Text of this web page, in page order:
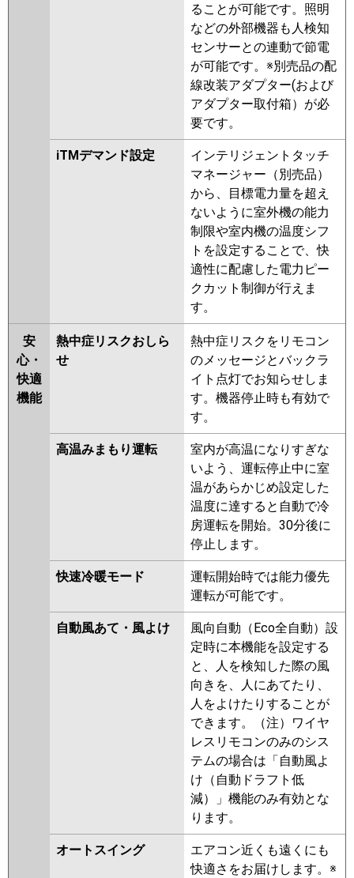
ることが可能です。照明
などの外部機器も人検知
センサーとの連動で節電
が可能です。※別売品の配
線改装アダプター(および
アダプター取付箱）が必
要です。
iTMデマンド設定
インテリジェントタッチ
マネージャー（別売品）
から、目標電力量を超え
ないように室外機の能力
制限や室内機の温度シフ
トを設定することで、快
適性に配慮した電力ピー
クカット制御が行えま
す。
安
心・
快適
機能
熱中症リスクおしら
せ
熱中症リスクをリモコン
のメッセージとバックラ
イト点灯でお知らせしま
す。機器停止時も有効で
す。
高温みまもり運転
室内が高温になりすぎな
いよう、運転停止中に室
温があらかじめ設定した
温度に達すると自動で冷
房運転を開始。30分後に
停止します。
快速冷暖モード
運転開始時では能力優先
運転が可能です。
自動風あて・風よけ
風向自動（Eco全自動）設
定時に本機能を設定する
と、人を検知した際の風
向きを、人にあてたり、
人をよけたりすることが
できます。（注）ワイヤ
レスリモコンのみのシス
テムの場合は「自動風よ
け（自動ドラフト低
減）」機能のみ有効とな
ります。
オートスイング
エアコン近くも遠くにも
快適さをお届けします。※